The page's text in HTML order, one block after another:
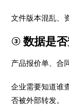
文件版本混乱、
③ 数据是
产品报价单、合
企业需要知道谁
否被外部转发。